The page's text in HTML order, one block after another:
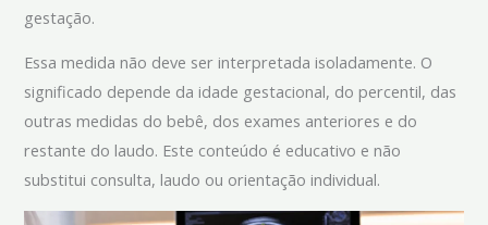
gestação.
Essa medida não deve ser interpretada isoladamente. O
significado depende da idade gestacional, do percentil, das
outras medidas do bebê, dos exames anteriores e do
restante do laudo. Este conteúdo é educativo e não
substitui consulta, laudo ou orientação individual.